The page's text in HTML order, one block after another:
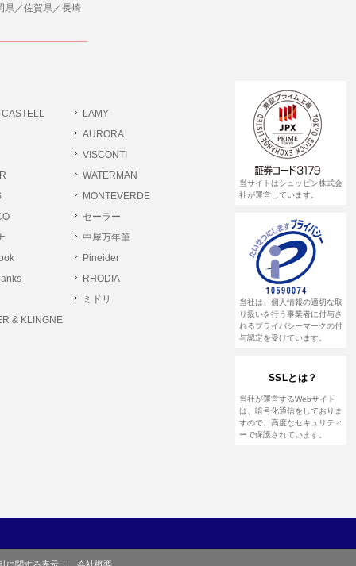
タの削除を要求する権利があります。
提出や質問へのご回答をお願いすること
人情報相談窓口
(受付)
ザーに有益かつ便利な情報を提供する
購読の登録をするものとします。
きます。
さい。
ます。
れのある行為。
れのある行為。
れのある行為。
県／佐賀県／長崎
CASTELL
LAMY
AURORA
VISCONTI
WATERMAN
MONTEVERDE
セーラー
中屋万年筆
Pineider
RHODIA
ミドリ
& KLINGNE
当サイトはシュッピン株式会
社が運営しています。
当社は、個人情報の適切な取
り扱いを行う事業者に付与さ
れるプライバシーマークの付
与認定を受けています。
SSLとは？
当社が運営するWebサイト
は、暗号化通信をしておりま
すので、高度なセキュリティ
ーで保護されています。